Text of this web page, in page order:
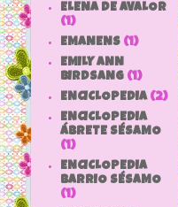
ELENA DE AVALOR
(1)
EMANENS (1)
EMILY ANN
BIRDSANG (1)
ENCICLOPEDIA (2)
ENCICLOPEDIA
ÁBRETE SÉSAMO
(1)
ENCICLOPEDIA
BARRIO SÉSAMO
(1)